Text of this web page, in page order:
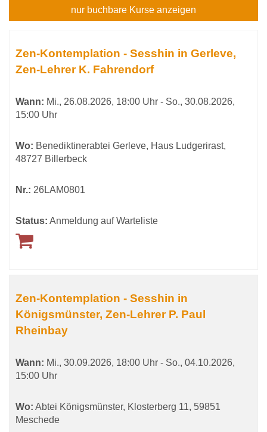
der
Mitte
nur buchbare Kurse anzeigen
Tabellenüberschriften
sortiert
Zen-Kontemplation - Sesshin in Gerleve,
Zen-Lehrer K. Fahrendorf
Wann: Mi., 26.08.2026, 18:00 Uhr - So., 30.08.2026,
15:00 Uhr
Wo: Benediktinerabtei Gerleve, Haus Ludgerirast,
48727 Billerbeck
Nr.: 26LAM0801
Status: Anmeldung auf Warteliste
Zen-Kontemplation - Sesshin in
Königsmünster, Zen-Lehrer P. Paul
Rheinbay
Wann: Mi., 30.09.2026, 18:00 Uhr - So., 04.10.2026,
15:00 Uhr
Wo: Abtei Königsmünster, Klosterberg 11, 59851
Meschede